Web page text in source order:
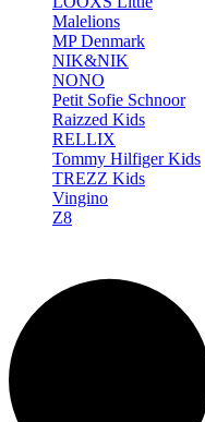
Malelions
MP Denmark
NIK&NIK
NONO
Petit Sofie Schnoor
Raizzed Kids
RELLIX
Tommy Hilfiger Kids
TREZZ Kids
Vingino
Z8